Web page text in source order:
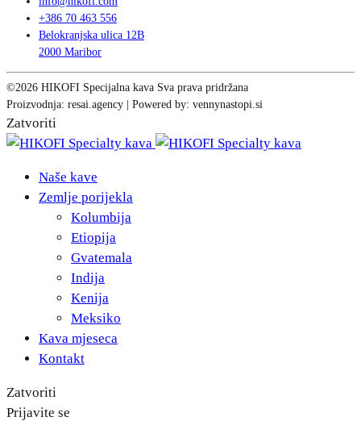
+386 70 463 556
Belokranjska ulica 12B
2000 Maribor
©2026 HIKOFI Specijalna kava Sva prava pridržana
Proizvodnja: resai.agency | Powered by: vennynastopi.si
Zatvoriti
Naše kave
Zemlje porijekla
Kolumbija
Etiopija
Gvatemala
Indija
Kenija
Meksiko
Kava mjeseca
Kontakt
Zatvoriti
Prijavite se